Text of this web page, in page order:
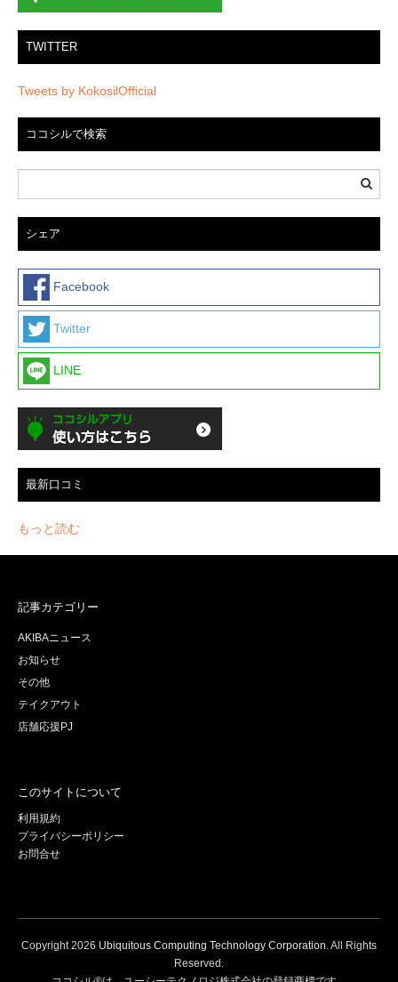
TWITTER
Tweets by KokosilOfficial
ココシルで検索
シェア
Facebook
Twitter
LINE
最新口コミ
もっと読む
記事カテゴリー
AKIBAニュース
お知らせ
その他
テイクアウト
店舗応援PJ
このサイトについて
利用規約
プライバシーポリシー
お問合せ
Copyright2026 Ubiquitous Computing Technology Corporation. All Rights
Reserved.